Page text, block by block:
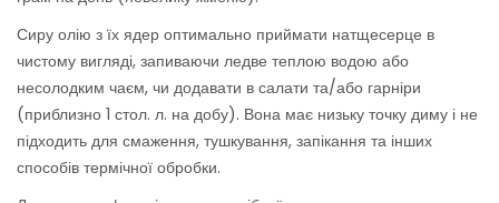
Сиру олію з їх ядер оптимально приймати натщесерце в
чистому вигляді, запиваючи ледве теплою водою або
несолодким чаєм, чи додавати в салати та/або гарніри
(приблизно 1 стол. л. на добу). Вона має низьку точку диму і не
підходить для смаження, тушкування, запікання та інших
способів термічної обробки.